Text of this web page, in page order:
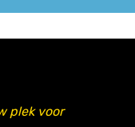
plek voor